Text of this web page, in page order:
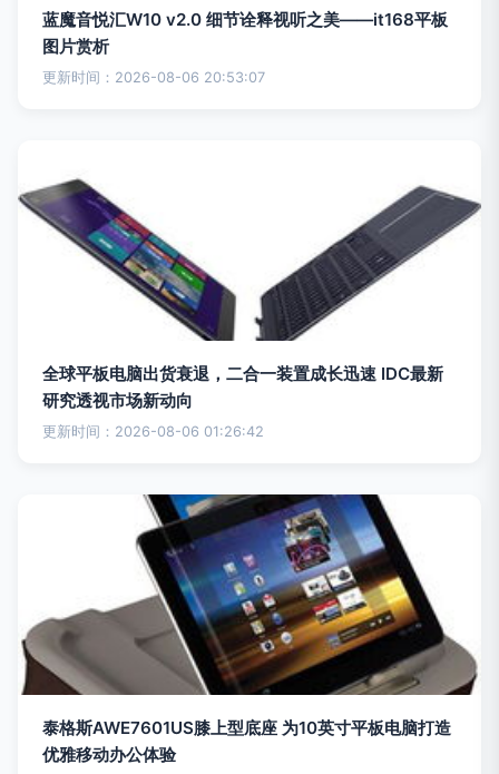
蓝魔音悦汇W10 v2.0 细节诠释视听之美——it168平板
图片赏析
更新时间：2026-08-06 20:53:07
全球平板电脑出货衰退，二合一装置成长迅速 IDC最新
研究透视市场新动向
更新时间：2026-08-06 01:26:42
泰格斯AWE7601US膝上型底座 为10英寸平板电脑打造
优雅移动办公体验